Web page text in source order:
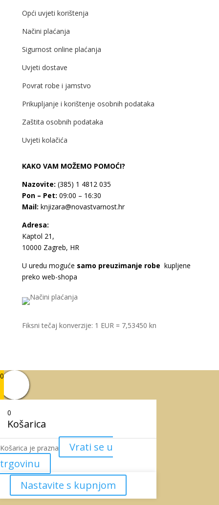
Opći uvjeti korištenja
Načini plaćanja
Sigurnost online plaćanja
Uvjeti dostave
Povrat robe i jamstvo
Prikupljanje i korištenje osobnih podataka
Zaštita osobnih podataka
Uvjeti kolačića
KAKO VAM MOŽEMO POMOĆI?
Nazovite: (385) 1 4812 035
Pon – Pet: 09:00 – 16:30
Mail: knjizara@novastvarnost.hr
Adresa:
Kaptol 21,
10000 Zagreb, HR
U uredu moguće samo preuzimanje robe kupljene
preko web-shopa
Fiksni tečaj konverzije: 1 EUR = 7,53450 kn
0
0
Košarica
Košarica je prazna
Vrati se u
trgovinu
Nastavite s kupnjom